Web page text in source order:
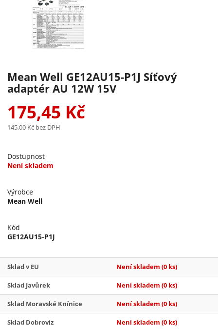
Mean Well GE12AU15-P1J Síťový
adaptér AU 12W 15V
175,45 Kč
145,00 Kč bez DPH
Dostupnost
Není skladem
Výrobce
Mean Well
Kód
GE12AU15-P1J
Sklad v EU Není skladem (0 ks)
Sklad Javůrek Není skladem (0 ks)
Sklad Moravské Knínice Není skladem (0 ks)
Sklad Dobrovíz Není skladem (0 ks)